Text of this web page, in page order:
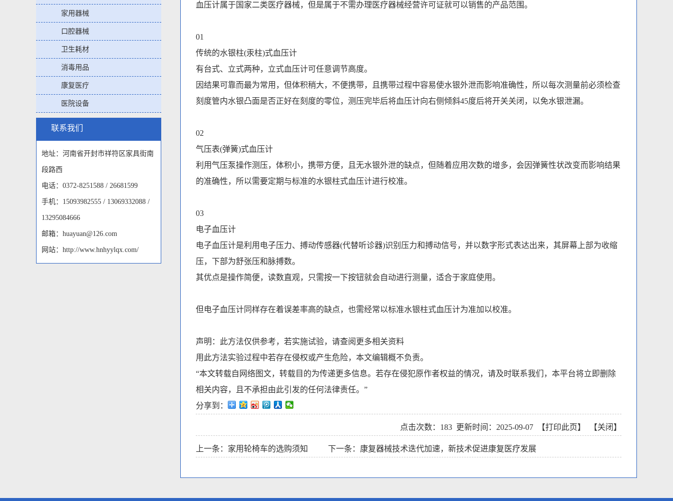
家用器械
口腔器械
卫生耗材
消毒用品
康复医疗
医院设备
联系我们
地址：河南省开封市祥符区家具街南
段路西
电话：0372-8251588 / 26681599
手机：15093982555 / 13069332088 /
13295084666
邮箱：huayuan@126.com
网站：http://www.hnhyylqx.com/
血压计属于国家二类医疗器械，但是属于不需办理医疗器械经营许可证就可以销售的产品范围。
01
传统的水银柱(汞柱)式血压计
有台式、立式两种，立式血压计可任意调节高度。
因结果可靠而最为常用，但体积稍大，不便携带，且携带过程中容易使水银外泄而影响准确性，所以每次测量前必须检查
刻度管内水银凸面是否正好在刻度的零位，测压完毕后将血压计向右侧倾斜45度后将开关关闭，以免水银泄漏。
02
气压表(弹簧)式血压计
利用气压泵操作测压，体积小，携带方便，且无水银外泄的缺点，但随着应用次数的增多，会因弹簧性状改变而影响结果
的准确性，所以需要定期与标准的水银柱式血压计进行校准。
03
电子血压计
电子血压计是利用电子压力、搏动传感器(代替听诊器)识别压力和搏动信号，并以数字形式表达出来，其屏幕上部为收缩
压，下部为舒张压和脉搏数。
其优点是操作简便，读数直观，只需按一下按钮就会自动进行测量，适合于家庭使用。
但电子血压计同样存在着误差率高的缺点，也需经常以标准水银柱式血压计为准加以校准。
声明：此方法仅供参考，若实施试验，请查阅更多相关资料
用此方法实验过程中若存在侵权或产生危险，本文编辑概不负责。
“本文转载自网络图文，转载目的为传递更多信息。若存在侵犯原作者权益的情况，请及时联系我们，本平台将立即删除
相关内容，且不承担由此引发的任何法律责任。”
分享到：
点击次数： 183 更新时间：2025-09-07 【打印此页】 【关闭 】
上一条： 家用轮椅车的选购须知 下一条： 康复器械技术迭代加速，新技术促进康复医疗发展